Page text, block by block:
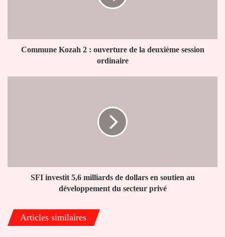
session
ordinaireCommune Kozah 2 : ouverture de la deuxième session
ordinaire
au
développement
privé
SFI investit 5,6 milliards de dollars en soutien au
développement du secteur privé
Articles similaires